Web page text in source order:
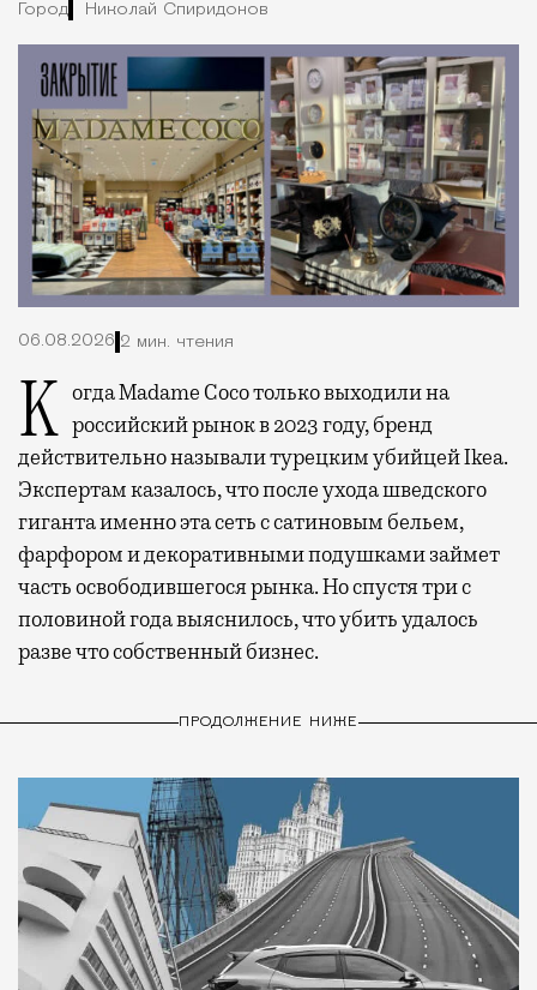
Город Николай Спиридонов
06.08.2026 2 мин. чтения
Когда Madame Coco только выходили на российский рынок в 2023 году, бренд
действительно называли турецким убийцей Ikea.
Экспертам казалось, что после ухода шведского
гиганта именно эта сеть с сатиновым бельем,
фарфором и декоративными подушками займет
часть освободившегося рынка. Но спустя три с
половиной года выяснилось, что убить удалось
разве что собственный бизнес.
ПРОДОЛЖЕНИЕ НИЖЕ